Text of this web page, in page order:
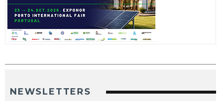
NEWSLETTERS